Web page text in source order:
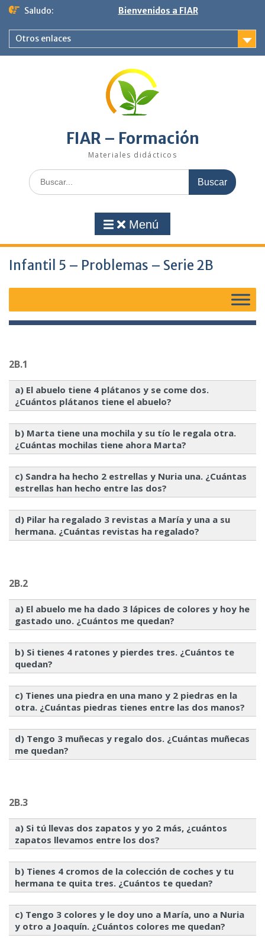
Saltar
contenido
Saludo: Bienvenidos a FIAR
Otros enlaces
FIAR – Formación
Materiales didácticos
Buscar:
Menú
Infantil 5 – Problemas – Serie 2B
2B.1
a) El abuelo tiene 4 plátanos y se come dos.
¿Cuántos plátanos tiene el abuelo?
b) Marta tiene una mochila y su tío le regala otra.
¿Cuántas mochilas tiene ahora Marta?
c) Sandra ha hecho 2 estrellas y Nuria una. ¿Cuántas
estrellas han hecho entre las dos?
d) Pilar ha regalado 3 revistas a María y una a su
hermana. ¿Cuántas revistas ha regalado?
2B.2
a) El abuelo me ha dado 3 lápices de colores y hoy he
gastado uno. ¿Cuántos me quedan?
b) Si tienes 4 ratones y pierdes tres. ¿Cuántos te
quedan?
c) Tienes una piedra en una mano y 2 piedras en la
otra. ¿Cuántas piedras tienes entre las dos manos?
d) Tengo 3 muñecas y regalo dos. ¿Cuántas muñecas
me quedan?
2B.3
a) Si tú llevas dos zapatos y yo 2 más, ¿cuántos
zapatos llevamos entre los dos?
b) Tienes 4 cromos de la colección de coches y tu
hermana te quita tres. ¿Cuántos te quedan?
c) Tengo 3 colores y le doy uno a María, uno a Nuria
y otro a Joaquín. ¿Cuántos colores me quedan?